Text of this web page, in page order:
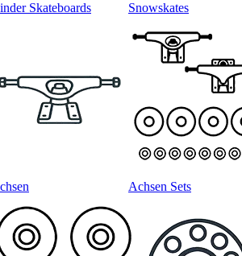
Skateboards Snowskates
Achsen Sets